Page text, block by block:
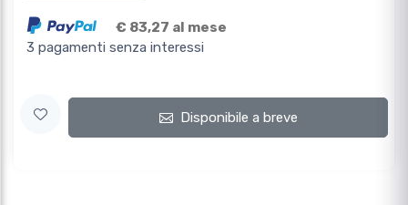
€ 83,27 al mese
3 pagamenti senza interessi
Disponibile a breve